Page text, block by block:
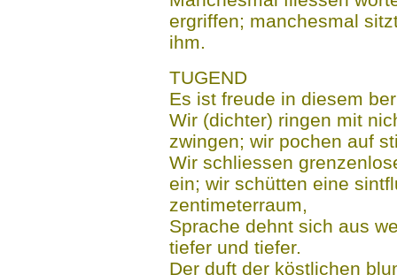
ergriffen; manchesmal
ihm.
TUGEND
Es ist freude in diesem
Wir (dichter) ringen mit
zwingen; wir pochen auf
Wir schliessen
ein; wir schütten eine
zentimeterraum,
Sprache dehnt sich aus
tiefer und tiefer.
Der duft der köstlichen